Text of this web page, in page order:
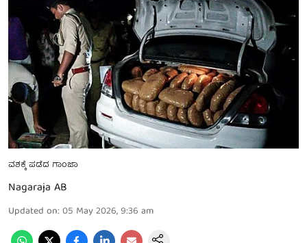
ವಶಕ್ಕೆ ಪಡೆದ ಗಾಂಜಾ
Nagaraja AB
Updated on: 05 May 2026, 9:36 am